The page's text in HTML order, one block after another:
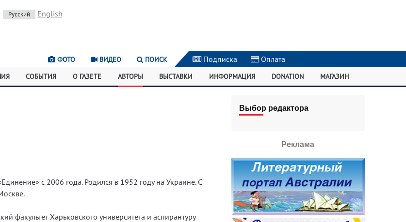
Русский English
ФОТО ВИДЕО ПОИСК Подписка | Оплата |
СОБЫТИЯ О ГАЗЕТЕ АВТОРЫ ВЫСТАВКИ ИНФОРМАЦИЯ DONATION МАГАЗИН
с 2006 года. Родился в 1952 году на Украине. С
факультет Харьковского университета и аспирантуру
Выбор редактора
Реклама